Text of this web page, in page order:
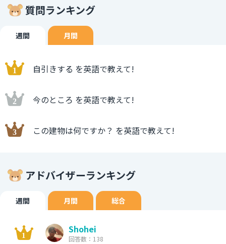
質問ランキング
週間 月間
自引きする を英語で教えて!
今のところ を英語で教えて!
この建物は何ですか？ を英語で教えて!
アドバイザーランキング
週間 月間 総合
Shohei
回答数：138